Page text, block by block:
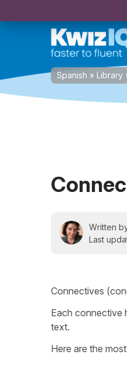
Spanish » Library
Written
Last
Connectives
Each connective
text.
Here are the